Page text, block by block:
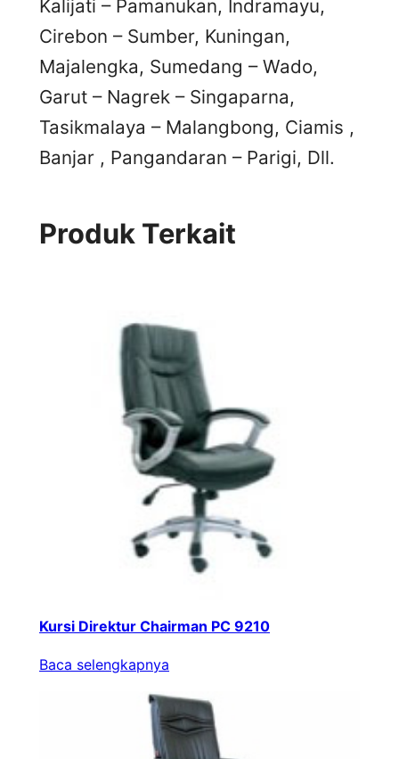
Kalijati – Pamanukan, Indramayu,
Cirebon – Sumber, Kuningan,
Majalengka, Sumedang – Wado,
Garut – Nagrek – Singaparna,
Tasikmalaya – Malangbong, Ciamis ,
Banjar , Pangandaran – Parigi, Dll.
Produk Terkait
Kursi Direktur Chairman PC 9210
Baca selengkapnya